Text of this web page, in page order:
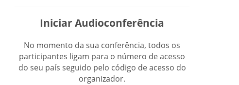
Iniciar Audioconferência
No momento da sua conferência, todos os
participantes ligam para o número de acesso
do seu país seguido pelo código de acesso do
organizador.